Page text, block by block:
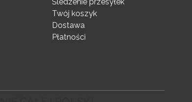
Twój koszyk
Dostawa
Płatności